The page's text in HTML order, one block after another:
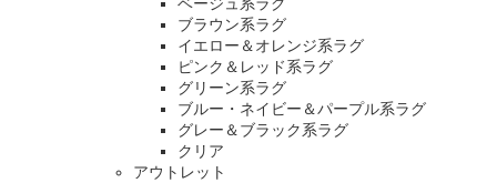
ブラウン系ラグ
イエロー＆オレンジ系ラグ
ピンク＆レッド系ラグ
グリーン系ラグ
ブルー・ネイビー＆パープル系ラグ
グレー＆ブラック系ラグ
クリア
アウトレット